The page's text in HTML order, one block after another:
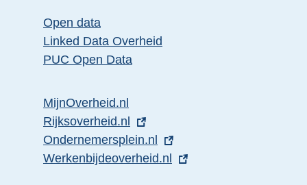
t
e
r
l
i
n
k
Open data
Linked Data Overheid
PUC Open Data
MijnOverheid.nl
E
x
t
Rijksoverheid.nl
E
x
Ondernemersplein.nl
E
Werkenbijdeoverheid.nl